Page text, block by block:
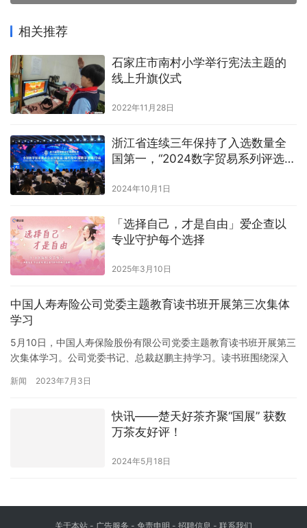
相关推荐
石家庄市南村小学举行宪法主题的
线上升旗仪式
2022年11月28日
浙江省连续三年保持了入选数量全
国第一，“2024数字贸易系列评选”
2024年10月1日
「选择自己，才是自由」爱企查以
专业守护每个选择
2025年3月10日
中国人寿寿险公司党委主题教育读书班开展第三次集体
学习
5月10日，中国人寿保险股份有限公司党委主题教育读书班开展第三
次集体学习。公司党委书记、总裁赵鹏主持学习。读书班围绕深入
起来，党委班子成员原文领读领讲，结合思想和工作实际深入交流
我们党的一大创举，是我们党领导人民进行伟大社会革命的重要法
新闻 2023年7月3日
快讯——楚天好茶齐聚“国展” 获数
万茶友好评！
2024年5月18日
关于本站 - 广告服务 - 免责申明 - 招聘信息 - 联系我们